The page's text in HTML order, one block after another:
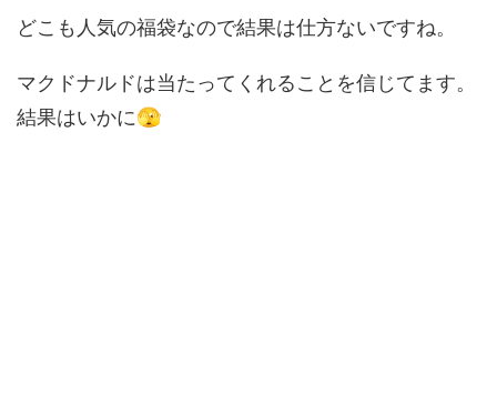
どこも人気の福袋なので結果は仕方ないですね。
マクドナルドは当たってくれることを信じてます。
結果はいかに🫣